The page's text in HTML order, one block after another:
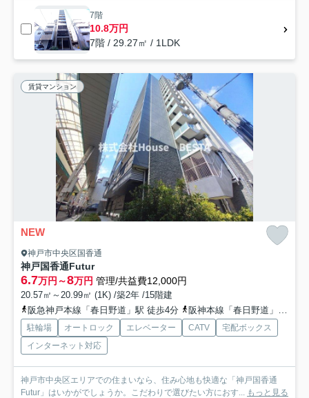
7階
10.8万円
7階 / 29.27㎡ / 1LDK
賃貸マンション
NEW
神戸市中央区国香通
神戸国香通Futur
6.7万円～8万円 管理/共益費12,000円
20.57㎡～20.99㎡ (1K) /築2年 /15階建
阪急神戸本線「春日野道」駅 徒歩4分
阪神本線「春日野道」駅 徒歩11分
駐輪場 オートロック エレベーター CATV
宅配ボックス
インターネット対応
神戸市中央区エリアでの住まいなら、住み心地も快適な「神戸国香通
Futur」はいかがでしょうか。こだわりで選びたい方におす... もっと見る